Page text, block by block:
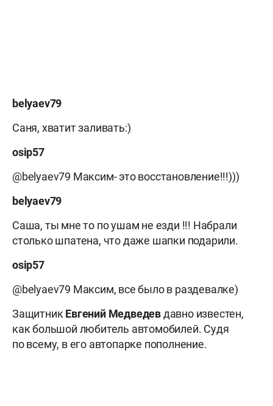
belyaev79
Саня, хватит заливать:)
osip57
@belyaev79 Максим- это восстановление!!!)))
belyaev79
Саша, ты мне то по ушам не езди !!! Набрали
столько шпатена, что даже шапки подарили.
osip57
@belyaev79 Максим, все было в раздевалке)
ЗащитникЕвгений Медведевдавно известен,
как большой любитель автомобилей. Судя
по всему, в его автопарке пополнение.